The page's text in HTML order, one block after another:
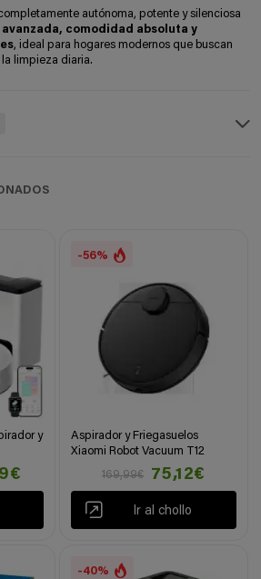
autónoma, potente y silenciosa
comodidad absoluta y
, ideal para hogares modernos que buscan
limpieza diaria.
y
-56%
Aspirador y Friegasuelos
Xiaomi Robot Vacuum T12
169,99€
75,12€
Ir al chollo
-40%